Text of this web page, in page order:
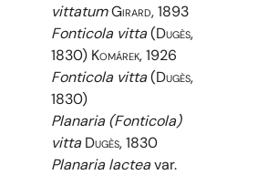
vittatumGirard, 1893
Fonticola vitta(Dugès,
1830) Komárek, 1926
Fonticola vitta(Dugès,
1830)
Planaria (Fonticola)
vitta Dugès, 1830
Planaria lacteavar.